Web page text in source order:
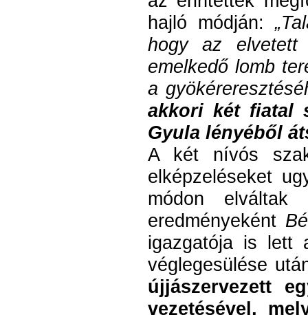
hajló módján:
hogy az elvetett
emelkedő lomb
a
akkori két fiatal
Gyula lényéből
A két nívós
elképzeléseket
módon
eredményeként
igazgatója is
véglegesülése
újjászervezett
vezetésével,